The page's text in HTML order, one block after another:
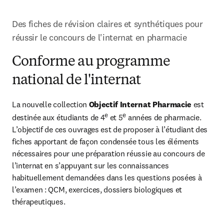
Des fiches de révision claires et synthétiques pour
réussir le concours de l'internat en pharmacie
Conforme au programme
national de l'internat
La nouvelle collection Objectif Internat Pharmacie est
destinée aux étudiants de 4e et 5e années de pharmacie.
L’objectif de ces ouvrages est de proposer à l’étudiant des
fiches apportant de façon condensée tous les éléments
nécessaires pour une préparation réussie au concours de
l’internat en s’appuyant sur les connaissances
habituellement demandées dans les questions posées à
l’examen : QCM, exercices, dossiers biologiques et
thérapeutiques.